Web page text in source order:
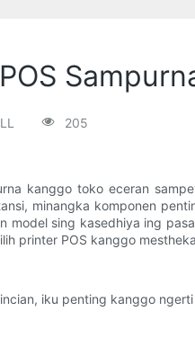
205
kanggo toko eceran
minangka komponen
model sing kasedhiya ing
printer POS kanggo
iku penting kanggo